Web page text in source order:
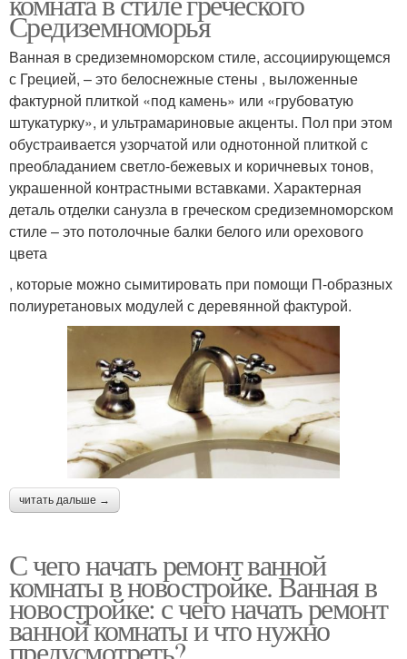
Средиземноморья
Ванная в средиземноморском стиле, ассоциирующемся
с Грецией, – это белоснежные стены , выложенные
фактурной плиткой «под камень» или «грубоватую
штукатурку», и ультрамариновые акценты. Пол при этом
обустраивается узорчатой или однотонной плиткой с
преобладанием светло-бежевых и коричневых тонов,
украшенной контрастными вставками. Характерная
деталь отделки санузла в греческом средиземноморском
стиле – это потолочные балки белого или орехового
цвета
, которые можно сымитировать при помощи П-образных
полиуретановых модулей с деревянной фактурой.
читать дальше →
С чего начать ремонт ванной
комнаты в новостройке. Ванная в
новостройке: с чего начать ремонт
ванной комнаты и что нужно